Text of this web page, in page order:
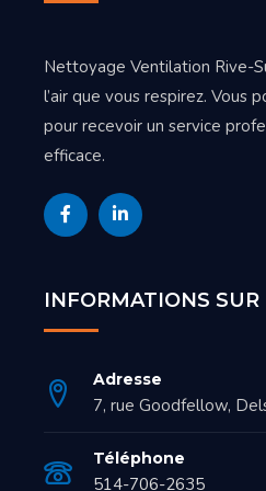
Nettoyage Ventilation Rive-
l’air que vous respirez. Vous
pour recevoir un service
efficace.
INFORMATIONS SUR
Adresse
7, rue Goodfellow,
Téléphone
514-706-2635